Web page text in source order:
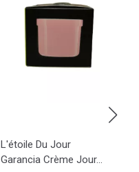
L'étoile Du Jour
Garancia Crème Jour...